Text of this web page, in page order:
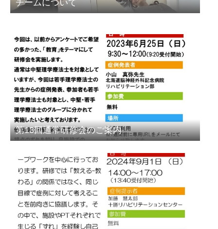
チームについて
第13回通常研修会のご案内